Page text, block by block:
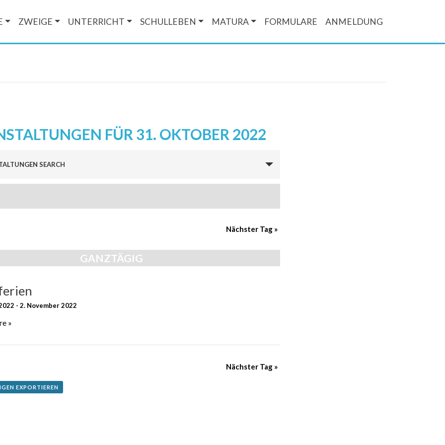
ZWEIGE UNTERRICHT SCHULLEBEN MATURA FORMULARE ANMELDUNG
FÜR 31. OKTOBER 2022
SEARCH
Nächster Tag »
GANZTÄGIG
- 2. November 2022
»
Nächster Tag »
EXPORTIEREN